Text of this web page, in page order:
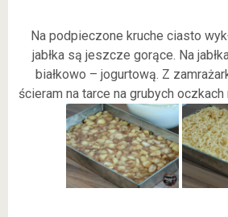
Na podpieczone kruche ciasto
jabłka są jeszcze gorące. Na
białkowo – jogurtową. Z
ścieram na tarce na grubych